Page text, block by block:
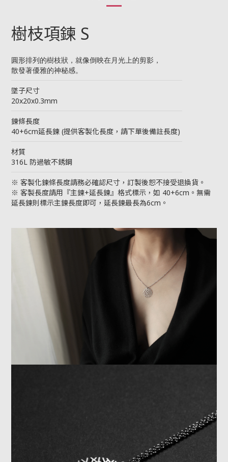
樹枝項鍊 S
圓形排列的樹枝狀，就像倒映在月光上的剪影，
散發著優雅的神秘感。
墜子尺寸
20x20x0.3mm
鍊條長度
40+6cm延長鍊 (提供客製化長度，請下單後備註長度)
材質
316L 防過敏不銹鋼
※ 客製化鍊條長度請務必確認尺寸，訂製後恕不接受退換貨。
※ 客製長度請用『主鍊+延長鍊』格式標示，如 40+6cm。無需
延長鍊則標示主鍊長度即可，延長鍊最長為6cm。